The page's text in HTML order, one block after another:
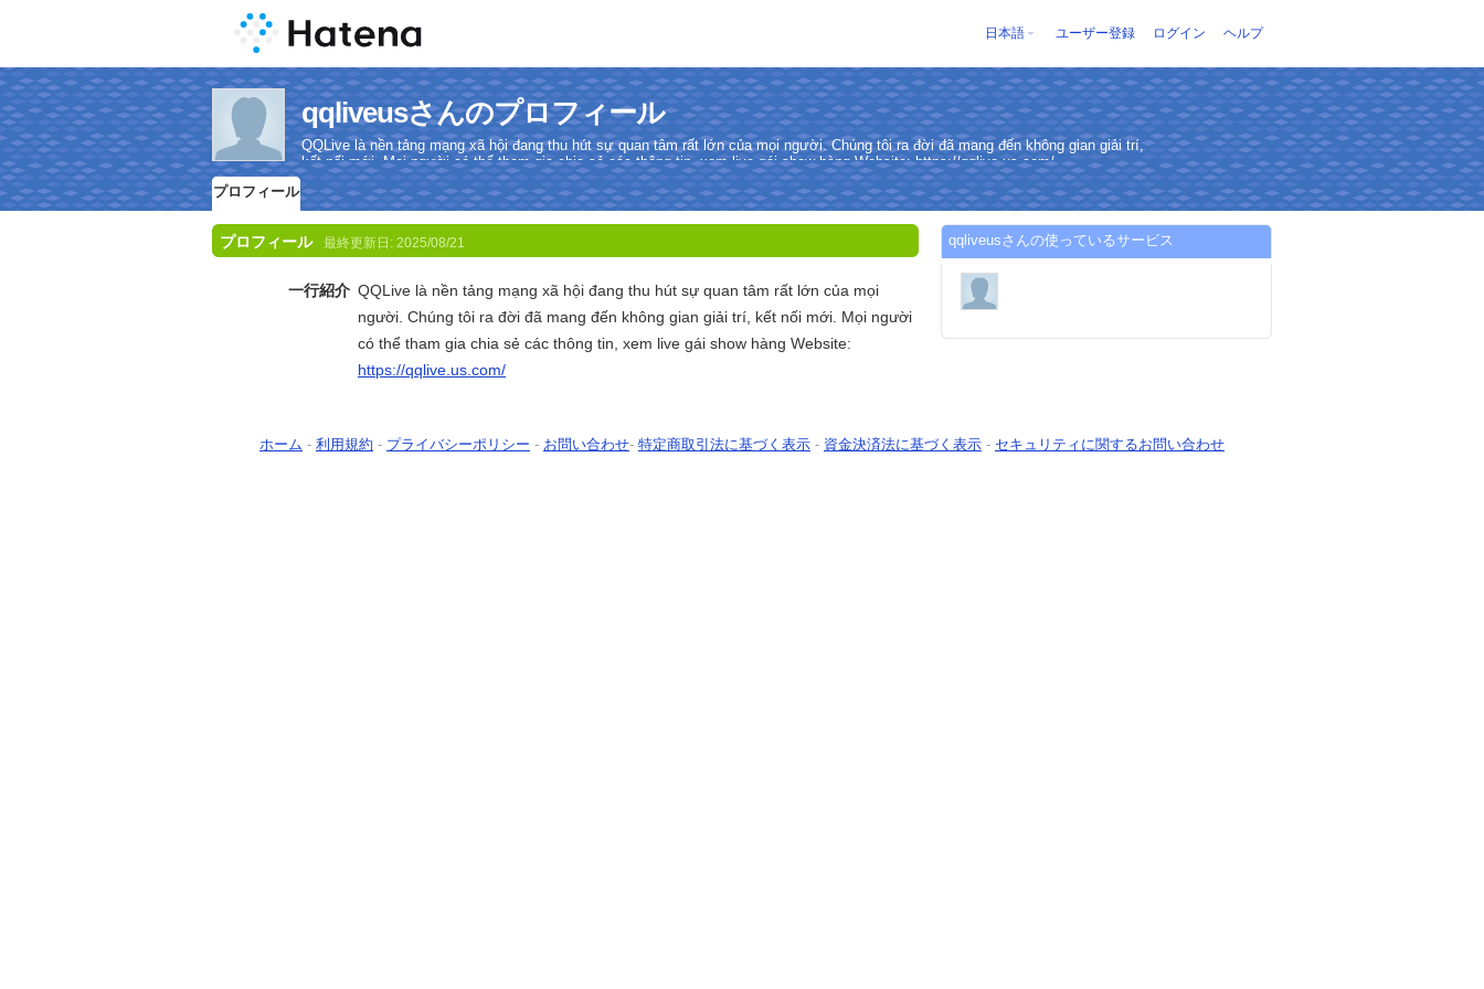
日本語 ユーザー登録 ログイン ヘルプ
qqliveusさんのプロフィール
QQLive là nền tảng mạng xã hội đang thu hút sự quan tâm rất lớn của mọi người. Chúng tôi ra đời đã mang đến không gian giải trí,
kết nối mới. Mọi người có thể tham gia chia sẻ các thông tin, xem live gái show hàng Website: https://qqlive.us.com/
プロフィール
プロフィール 最終更新日: 2025/08/21
一行紹介 QQLive là nền tảng mạng xã hội đang thu hút sự quan tâm rất lớn của mọi
người. Chúng tôi ra đời đã mang đến không gian giải trí, kết nối mới. Mọi người
có thể tham gia chia sẻ các thông tin, xem live gái show hàng Website:
https://qqlive.us.com/
qqliveusさんの使っているサービス
ホーム - 利用規約 - プライバシーポリシー - お問い合わせ- 特定商取引法に基づく表示 - 資金決済法に基づく表示 - セキュリティに関するお問い合わせ